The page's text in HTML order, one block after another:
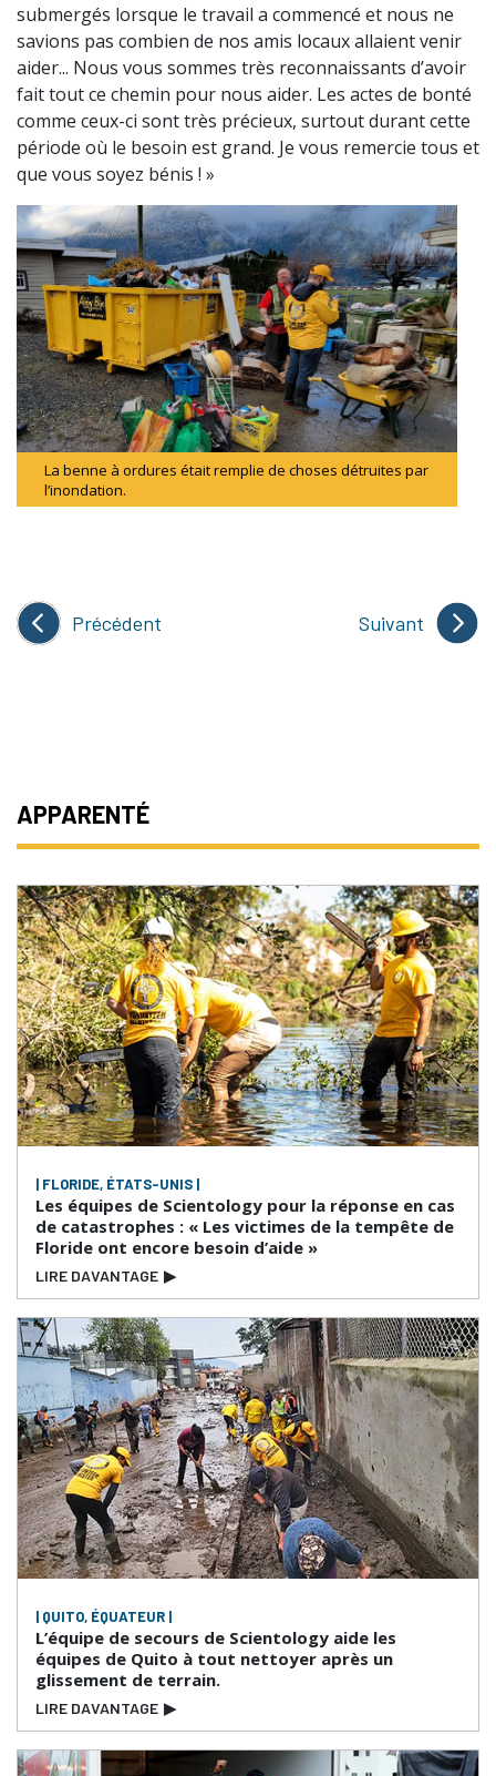
submergés lorsque le travail a commencé et nous ne
savions pas combien de nos amis locaux allaient venir
aider... Nous vous sommes très reconnaissants d’avoir
fait tout ce chemin pour nous aider. Les actes de bonté
comme ceux-ci sont très précieux, surtout durant cette
période où le besoin est grand. Je vous remercie tous et
que vous soyez bénis ! »
La benne à ordures était remplie de choses détruites par
l’inondation.
Précédent Suivant
APPARENTÉ
| FLORIDE, ÉTATS-UNIS |
Les équipes de Scientology pour la réponse en cas
de catastrophes : « Les victimes de la tempête de
Floride ont encore besoin d’aide »
LIRE DAVANTAGE ▶
| QUITO, ÉQUATEUR |
L’équipe de secours de Scientology aide les
équipes de Quito à tout nettoyer après un
glissement de terrain.
LIRE DAVANTAGE ▶